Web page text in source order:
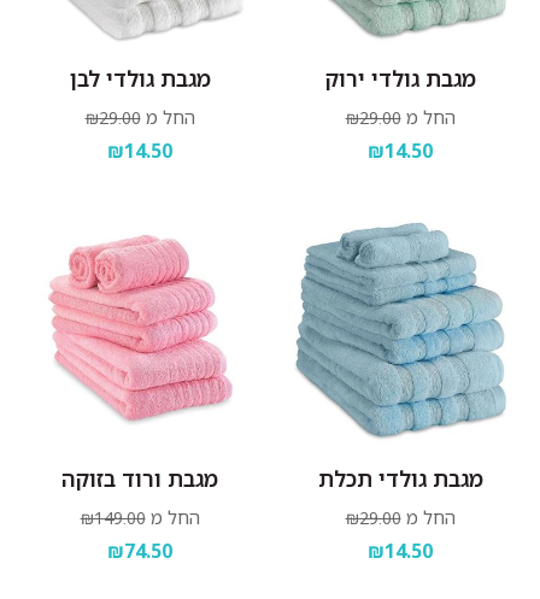
מגבת גולדי ירוק
החל מ ₪29.00
₪14.50
מגבת גולדי לבן
החל מ ₪29.00
₪14.50
מגבת גולדי תכלת
החל מ ₪29.00
₪14.50
מגבת ורוד בזוקה
החל מ ₪149.00
₪74.50